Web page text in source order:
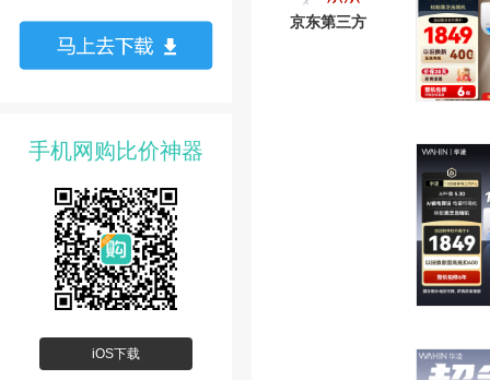
手机网购比价神器
iOS下载
京东第三方